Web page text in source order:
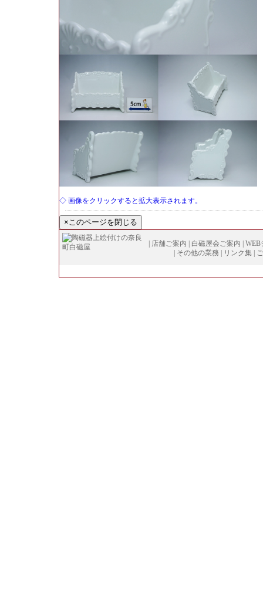
◇ 画像をクリックすると拡大表示されます。
店舗ご案内 白磁屋会ご案内
WEB
その他の業務 リンク集